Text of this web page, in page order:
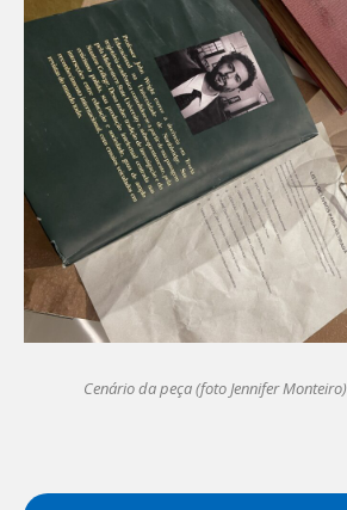
Cenário da peça (foto Jennifer Monteiro)